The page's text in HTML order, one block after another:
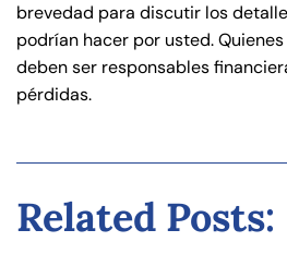
brevedad para discutir los
podrían hacer por usted.
deben ser responsables
pérdidas.
Related Posts: